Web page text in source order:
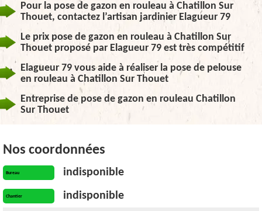
Pour la pose de gazon en rouleau à Chatillon Sur
Thouet, contactez l’artisan jardinier Elagueur 79
Le prix pose de gazon en rouleau à Chatillon Sur
Thouet proposé par Elagueur 79 est très compétitif
Elagueur 79 vous aide à réaliser la pose de pelouse
en rouleau à Chatillon Sur Thouet
Entreprise de pose de gazon en rouleau Chatillon
Sur Thouet
Nos coordonnées
Bureau indisponible
Chantier indisponible